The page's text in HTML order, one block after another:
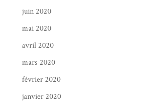
juin 2020
mai 2020
avril 2020
mars 2020
février 2020
janvier 2020